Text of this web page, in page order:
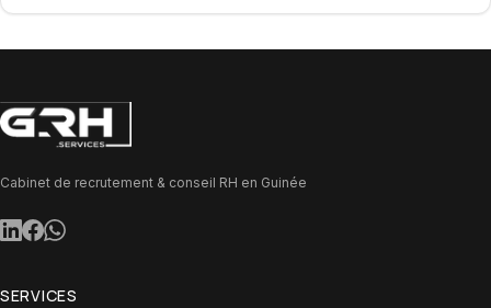
décision et la compétitivité. Il permet aux professionnels de
Cabinet de recrutement & conseil RH en Guinée
SERVICES